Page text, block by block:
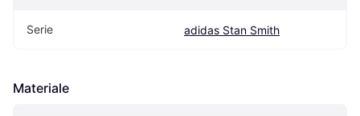
Serie adidas Stan Smith
Materiale